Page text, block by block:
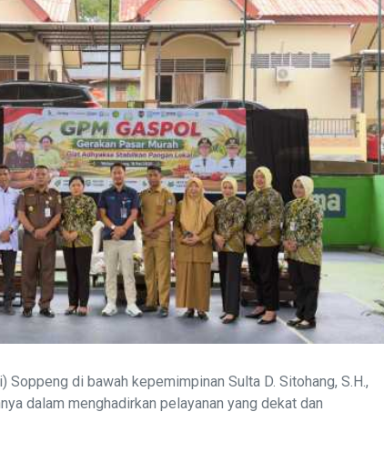
Soppeng di bawah kepemimpinan Sulta D. Sitohang, S.H.,
dalam menghadirkan pelayanan yang dekat dan